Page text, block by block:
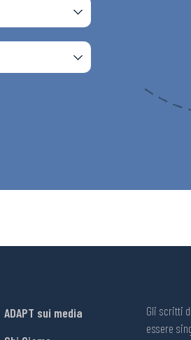
ADAPT sui media
Gli scritti
essere